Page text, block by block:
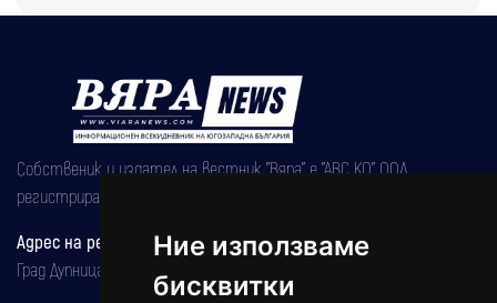
Ние използваме
бисквитки
Собственик и издател на вестник "Вяра" е "АВС КО" ООД,
регистрирана на 08.05.2002 година.
Адрес на редакцията
Град Дупница, ул.''Христо Ботев" 43